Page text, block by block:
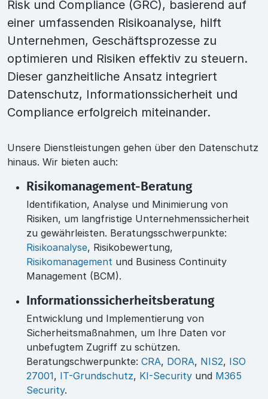
Risk und Compliance (GRC), basierend auf
einer umfassenden Risikoanalyse, hilft
Unternehmen, Geschäftsprozesse zu
optimieren und Risiken effektiv zu steuern.
Dieser ganzheitliche Ansatz integriert
Datenschutz, Informationssicherheit und
Compliance erfolgreich miteinander.
Unsere Dienstleistungen gehen über den Datenschutz
hinaus. Wir bieten auch:
Risikomanagement-Beratung
Identifikation, Analyse und Minimierung von
Risiken, um langfristige Unternehmenssicherheit
zu gewährleisten. Beratungsschwerpunkte:
Risikoanalyse, Risikobewertung,
Risikomanagement und Business Continuity
Management (BCM).
Informationssicherheitsberatung
Entwicklung und Implementierung von
Sicherheitsmaßnahmen, um Ihre Daten vor
unbefugtem Zugriff zu schützen.
Beratungschwerpunkte: CRA, DORA, NIS2, ISO
27001, IT-Grundschutz, KI-Security und M365
Security.